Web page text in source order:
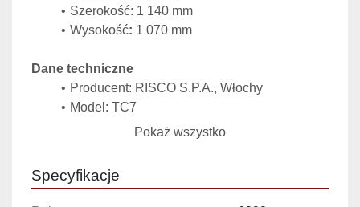
Szerokość: 1 140 mm
Wysokość: 1 070 mm
Dane techniczne
Producent: RISCO S.P.A., Włochy
Model: TC7
Rok produkcji: 1999
dopasowania do rodzaju kiełbas,
Pokaż wszystko
Specyfikacje